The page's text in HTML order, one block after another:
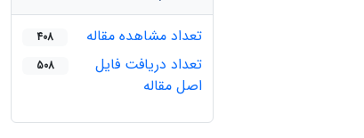
تعداد مشاهده مقاله
408
تعداد دریافت فایل
اصل مقاله
508